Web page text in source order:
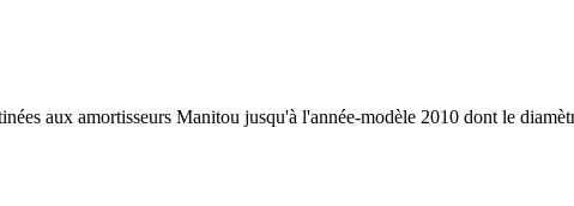
aux amortisseurs Manitou jusqu'à l'année-modèle 2010 dont le